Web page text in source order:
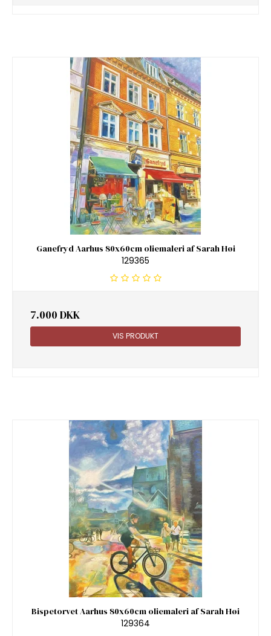
Ganefryd Aarhus 80x60cm oliemaleri af Sarah Høi
129365
7.000 DKK
VIS PRODUKT
Bispetorvet Aarhus 80x60cm oliemaleri af Sarah Høi
129364